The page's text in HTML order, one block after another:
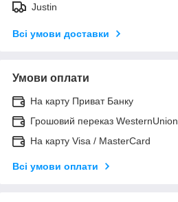
Justin
Всі умови доставки
Умови оплати
На карту Приват Банку
Грошовий переказ WesternUnion
На карту Visa / MasterCard
Всі умови оплати